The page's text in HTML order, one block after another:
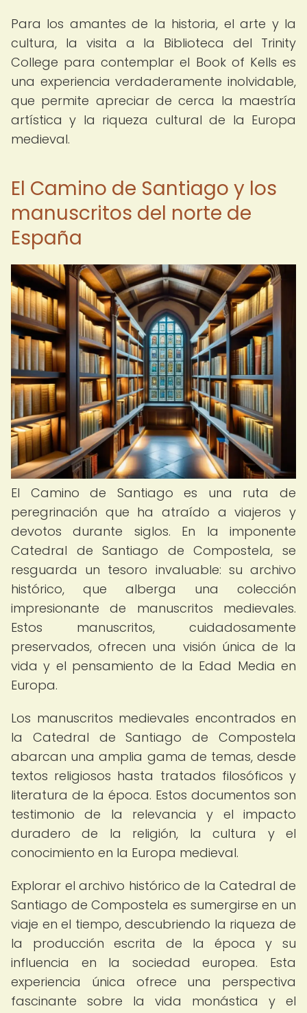
Para los amantes de la historia, el arte y la
cultura, la visita a la Biblioteca del Trinity
College para contemplar el Book of Kells es
una experiencia verdaderamente inolvidable,
que permite apreciar de cerca la maestría
artística y la riqueza cultural de la Europa
medieval.
El Camino de Santiago y los
manuscritos del norte de
España
El Camino de Santiago es una ruta de
peregrinación que ha atraído a viajeros y
devotos durante siglos. En la imponente
Catedral de Santiago de Compostela, se
resguarda un tesoro invaluable: su archivo
histórico, que alberga una colección
impresionante de manuscritos medievales.
Estos manuscritos, cuidadosamente
preservados, ofrecen una visión única de la
vida y el pensamiento de la Edad Media en
Europa.
Los manuscritos medievales encontrados en
la Catedral de Santiago de Compostela
abarcan una amplia gama de temas, desde
textos religiosos hasta tratados filosóficos y
literatura de la época. Estos documentos son
testimonio de la relevancia y el impacto
duradero de la religión, la cultura y el
conocimiento en la Europa medieval.
Explorar el archivo histórico de la Catedral de
Santiago de Compostela es sumergirse en un
viaje en el tiempo, descubriendo la riqueza de
la producción escrita de la época y su
influencia en la sociedad europea. Esta
experiencia única ofrece una perspectiva
fascinante sobre la vida monástica y el